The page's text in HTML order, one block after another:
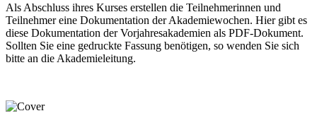
Als Abschluss ihres Kurses erstellen die Teilnehmerinnen und
Teilnehmer eine Dokumentation der Akademiewochen. Hier gibt es
diese Dokumentation der Vorjahresakademien als PDF-Dokument.
Sollten Sie eine gedruckte Fassung benötigen, so wenden Sie sich
bitte an die Akademieleitung.